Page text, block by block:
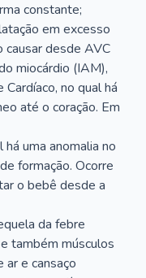
constante;
em excesso
causar desde AVC
miocárdio (IAM),
no qual há
até o coração. Em
uma anomalia no
formação. Ocorre
o bebê desde a
da febre
também músculos
ar e cansaço